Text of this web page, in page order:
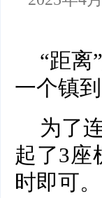
“距离
一个镇
为了
起了3座
时即可。